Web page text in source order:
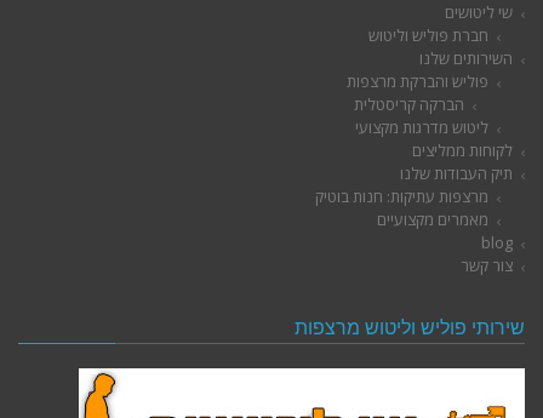
שי ליטושים
חברת פוליש וליטוש
השירותים שלנו
פוליש והברקת מרצפות
הברקה קריסטלית
ליטוש מדרגות מקצועי
לקוחות ממליצים
תיק העבודות שלנו
מרצפות עתיקות: חנות בוטיק
מאמרים מקצועיים
blog
צור קשר
שירותי פוליש וליטוש מרצפות